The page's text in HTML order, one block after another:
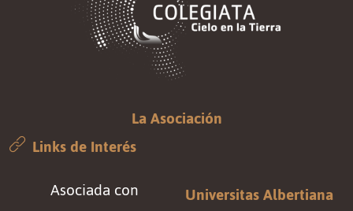
La Asociación
Links de Interés
Asociada con
Universitas Albertiana